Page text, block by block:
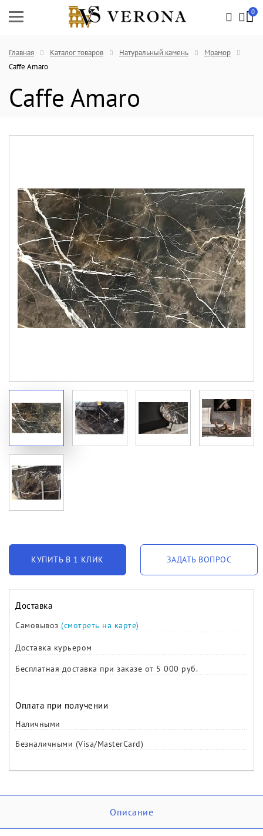
0
Главная Каталог товаров Натуральный камень
Мрамор
Caffe Amaro
Caffe Amaro
КУПИТЬ В 1 КЛИК ЗАДАТЬ ВОПРОС
Доставка
Самовывоз (смотреть на карте)
Доставка курьером
Бесплатная доставка при заказе от 5 000 руб.
Оплата при получении
Наличными
Безналичными (Visa/MasterCard)
Описание